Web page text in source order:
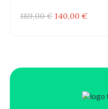
189,00€ Il
140,00 €Il